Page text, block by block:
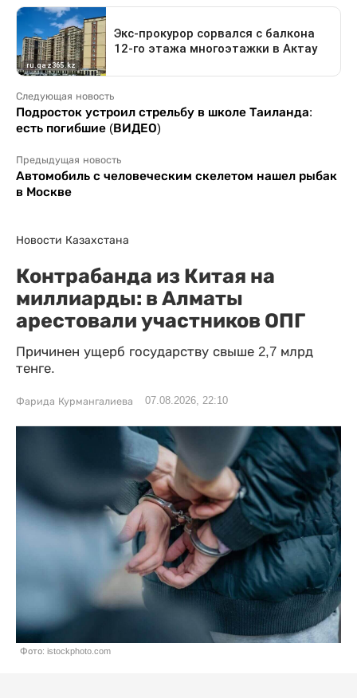
Следующая новость
Подросток устроил стрельбу в школе Таиланда:
есть погибшие (ВИДЕО)
Предыдущая новость
Автомобиль с человеческим скелетом нашел рыбак
в Москве
Новости Казахстана
Контрабанда из Китая на
миллиарды: в Алматы
арестовали участников ОПГ
Причинен ущерб государству свыше 2,7 млрд
тенге.
Фарида Курмангалиева 07.08.2026, 22:10
Фото: istockphoto.com